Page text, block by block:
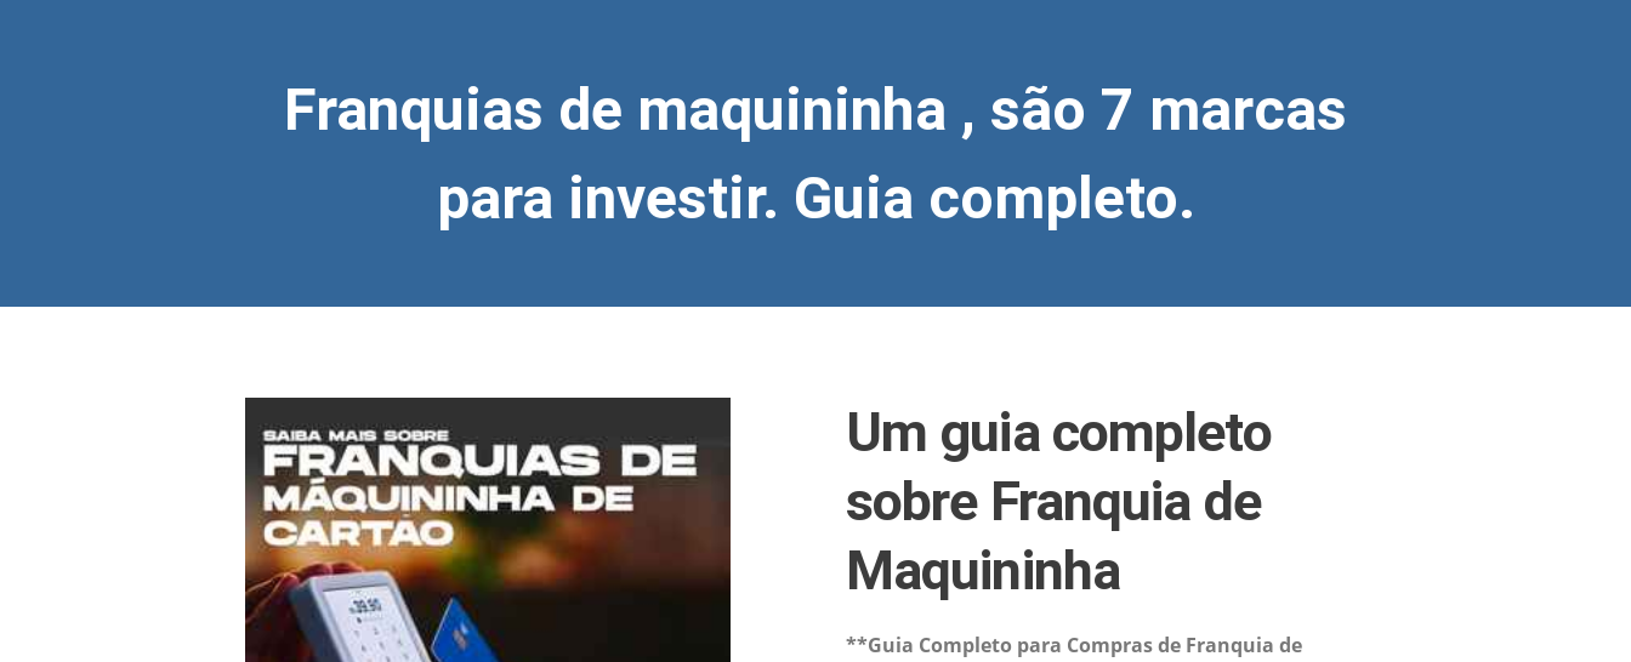
Franquias de maquininha , são 7 marcas
para investir. Guia completo.
Um guia completo
sobre Franquia de
Maquininha
**Guia Completo para Compras de Franquia de